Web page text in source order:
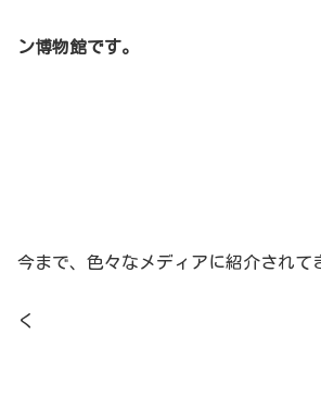
ン博物館です。
今まで、色々なメディアに紹介されて
く